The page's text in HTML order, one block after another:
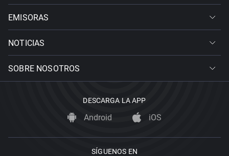
EMISORAS
NOTICIAS
SOBRE NOSOTROS
DESCARGA LA APP
Android iOS
SÍGUENOS EN